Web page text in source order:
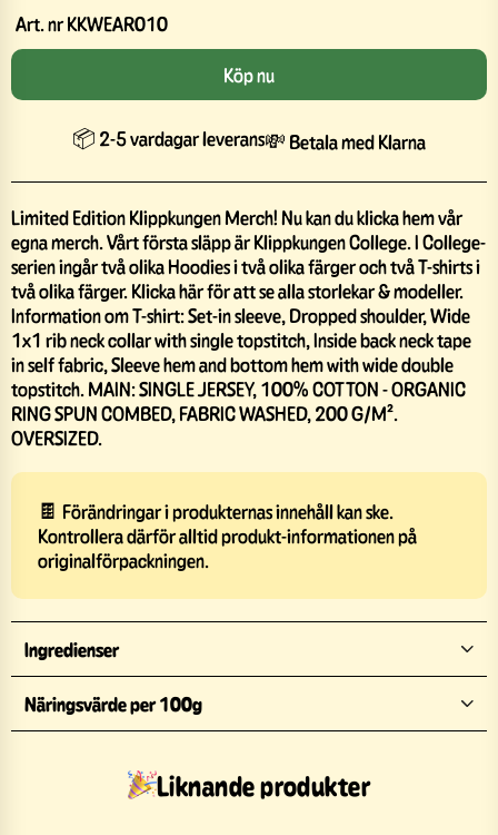
Art. nrKKWEAR010
Köp nu
📦 2-5 vardagar leverans💸 Betala med Klarna
Limited Edition Klippkungen Merch! Nu kan du klicka hem vår
egna merch. Vårt första släpp är Klippkungen College. I College-
serien ingår två olika Hoodies i två olika färger och två T-shirts i
två olika färger. Klicka här för att se alla storlekar & modeller.
Information om T-shirt: Set-in sleeve, Dropped shoulder, Wide
1x1 rib neck collar with single topstitch, Inside back neck tape
in self fabric, Sleeve hem and bottom hem with wide double
topstitch. MAIN: SINGLE JERSEY, 100% COTTON - ORGANIC
RING SPUN COMBED, FABRIC WASHED, 200 G/M².
OVERSIZED.
🍫 Förändringar i produkternas innehåll kan ske.
Kontrollera därför alltid produkt-informationen på
originalförpackningen.
Ingredienser
Näringsvärde per 100g
Liknande produkter